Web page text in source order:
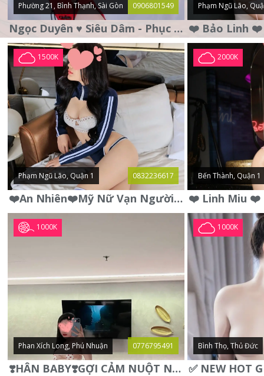
Phường 21, Bình Thạnh, Sài Gòn 0906801549
Ngọc Duyên ♥️ Siêu Dâm - Phục Vụ Tận Tình - Chu Đáo
Phạm Ngũ Lão,
1500K
Phạm Ngũ Lão, Quận 1 0832236617
❤️An Nhiên❤️Mỹ Nữ Vạn Người Mê,Da Trắng, Mặt Xynh, Đẹp Từng
2000K
Bến Thành, Quận 1
1000K
Phan Xích Long, Phú Nhuận 0776795491
❣️HÂN BABY❣️GỢI CẢM NUỘT NÀ DÁNG SON XINH XINH QUYẾN RŨ
1000K
Bình Thọ, Thủ Đức